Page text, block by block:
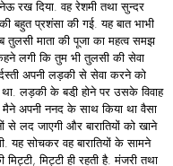
रख दिया. वह रेशमी तथा सुन्दर
प्रशंसा की गई. यह बात भाभी
माता की पूजा का महत्व समझ
लगी कि तुम भी तुलसी की सेवा
अपनी लड़की से सेवा करने को
लड़की के बडी़ होने पर उसके विवाह
अपनी ननद के साथ किया था वैसा
लद जाएगी और बारातियों को खाने
सोचकर वह बारातियों के सामने
मिट्टी ही रहती है. मंजरी तथा